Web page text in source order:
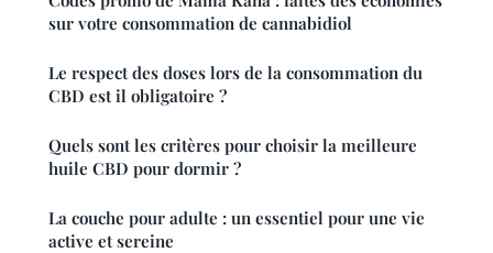
sur votre consommation de cannabidiol
Le respect des doses lors de la consommation du
CBD est il obligatoire ?
Quels sont les critères pour choisir la meilleure
huile CBD pour dormir ?
La couche pour adulte : un essentiel pour une vie
active et sereine